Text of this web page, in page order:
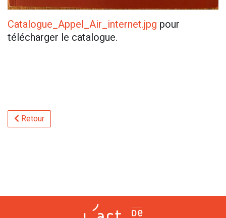
Catalogue_Appel_Air_internet.jpg pour
télécharger le catalogue.
Retour